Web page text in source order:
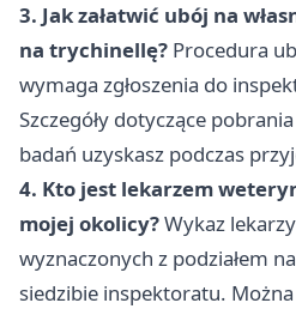
3. Jak załatwić ubój na
na trychinellę? Procedura
wymaga zgłoszenia do
Szczegóły dotyczące
badań uzyskasz podczas
4. Kto jest lekarzem
mojej okolicy?Wykaz
wyznaczonych z podziałem
siedzibie inspektoratu.